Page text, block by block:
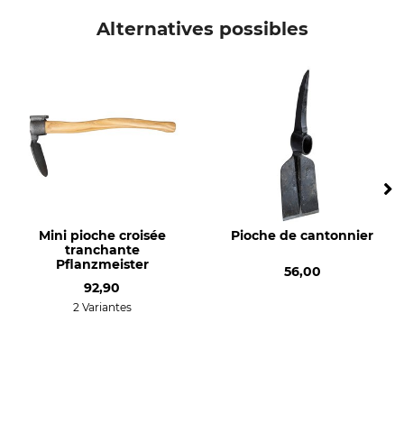
560 g
Alternatives possibles
Mini pioche croisée
tranchante
Pflanzmeister
92,90
2 Variantes
Pioche de cantonnier
56,00